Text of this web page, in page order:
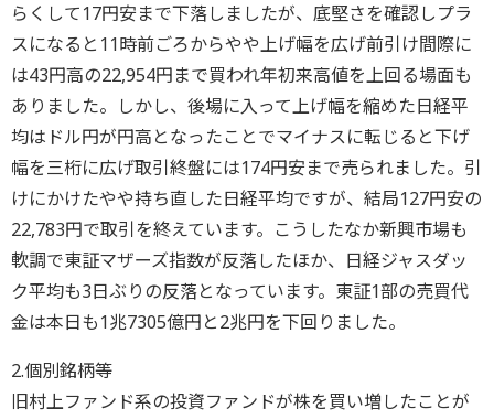
らくして17円安まで下落しましたが、底堅さを確認しプラ
スになると11時前ごろからやや上げ幅を広げ前引け間際に
は43円高の22,954円まで買われ年初来高値を上回る場面も
ありました。しかし、後場に入って上げ幅を縮めた日経平
均はドル円が円高となったことでマイナスに転じると下げ
幅を三桁に広げ取引終盤には174円安まで売られました。引
けにかけたやや持ち直した日経平均ですが、結局127円安の
22,783円で取引を終えています。こうしたなか新興市場も
軟調で東証マザーズ指数が反落したほか、日経ジャスダッ
ク平均も3日ぶりの反落となっています。東証1部の売買代
金は本日も1兆7305億円と2兆円を下回りました。
2.個別銘柄等
旧村上ファンド系の投資ファンドが株を買い増したことが